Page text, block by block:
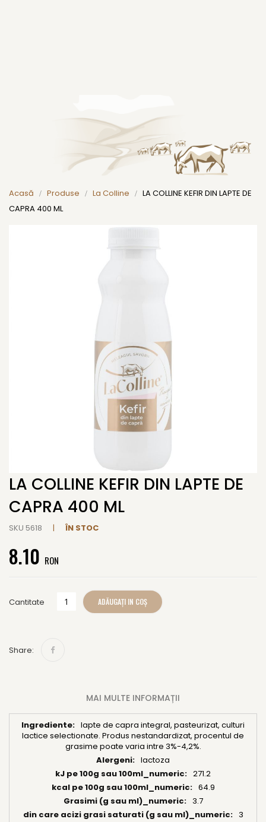
Acasă Produse La Colline
LA COLLINE KEFIR DIN LAPTE DE
CAPRA 400 ML
LA COLLINE KEFIR DIN LAPTE DE
CAPRA 400 ML
ÎN STOC
SKU 5618
8.10 RON
Cantitate ADĂUGAȚI IN COȘ
Share:
Skip
the
beginning
the
MAI MULTE INFORMAȚII
Mai
multe
lapte de capra integral, pasteurizat, culturi
lactice selectionate. Produs nestandardizat, procentul de
grasime poate varia intre 3%-4,2%.
lactoza
271.2
64.9
3.7
3